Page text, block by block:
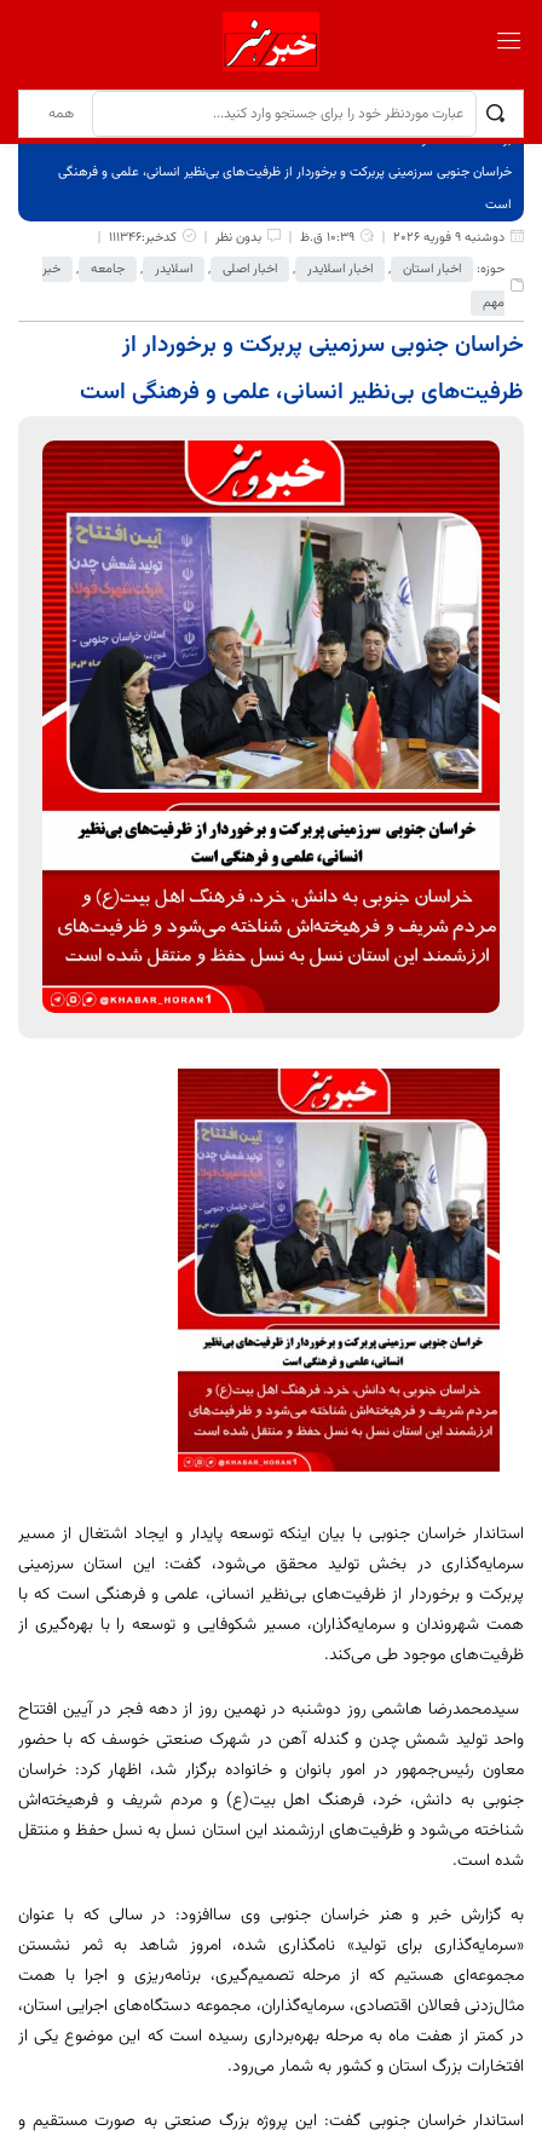
برگ نخست
نوشته‌ها
خراسان جنوبی سرزمینی پربرکت و برخوردار از ظرفیت‌های بی‌نظیر انسانی، علمی و فرهنگی
است
دوشنبه 9 فوریه 2026
10:39 ق.ظ بدون نظر
کدخبر:111346
حوزه:
اخبار استان , اخبار اسلایدر , اخبار اصلی , اسلایدر , جامعه ,
خبر
مهم
خراسان جنوبی سرزمینی پربرکت و برخوردار از
ظرفیت‌های بی‌نظیر انسانی، علمی و فرهنگی است
استاندار خراسان جنوبی با بیان اینکه توسعه پایدار و ایجاد اشتغال از مسیر
سرمایه‌گذاری در بخش تولید محقق ‌می‌شود، گفت: این استان سرزمینی
پربرکت و برخوردار از ظرفیت‌های بی‌نظیر انسانی، علمی و فرهنگی است که با
همت شهروندان و سرمایه‌گذاران، مسیر شکوفایی و توسعه را با بهره‌گیری از
ظرفیت‌های موجود طی می‌کند.
سیدمحمدرضا هاشمی روز دوشنبه در نهمین روز از دهه فجر در آیین افتتاح
واحد تولید شمش چدن و گندله آهن در شهرک صنعتی خوسف که با حضور
معاون رئیس‌جمهور در امور بانوان و خانواده برگزار شد، اظهار کرد: خراسان
جنوبی به دانش، خرد، فرهنگ اهل بیت(ع) و مردم شریف و فرهیخته‌اش
شناخته می‌شود و ظرفیت‌های ارزشمند این استان نسل به نسل حفظ و منتقل
شده است.
به گزارش خبر و هنر خراسان جنوبی وی ساافزود: در سالی که با عنوان
«سرمایه‌گذاری برای تولید» نامگذاری شده، امروز شاهد به ثمر نشستن
مجموعه‌ای هستیم که از مرحله تصمیم‌گیری، برنامه‌ریزی و اجرا با همت
مثال‌زدنی فعالان اقتصادی، سرمایه‌گذاران، مجموعه دستگاه‌های اجرایی استان،
در کمتر از هفت ماه به مرحله بهره‌برداری رسیده است که این موضوع یکی از
افتخارات بزرگ استان و کشور به شمار می‌رود.
استاندار خراسان جنوبی گفت: این پروژه بزرگ صنعتی به صورت مستقیم و